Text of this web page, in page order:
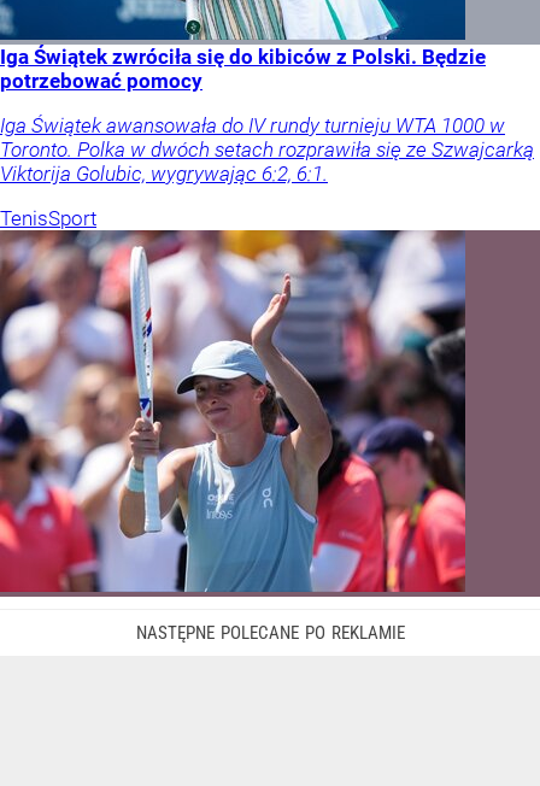
Iga Świątek zwróciła się do kibiców z Polski. Będzie
potrzebować pomocy
Iga Świątek awansowała do IV rundy turnieju WTA 1000 w
Toronto. Polka w dwóch setach rozprawiła się ze Szwajcarką
Viktorija Golubic, wygrywając 6:2, 6:1.
TenisSport